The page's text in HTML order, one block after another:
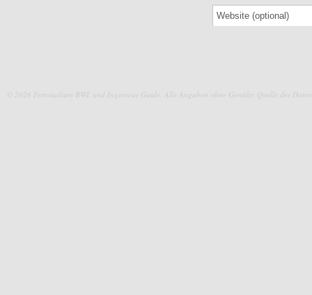
© 2026 Fernstudium BWL und Ingenieur Guide. Alle Angaben ohne Gewähr. Quelle der